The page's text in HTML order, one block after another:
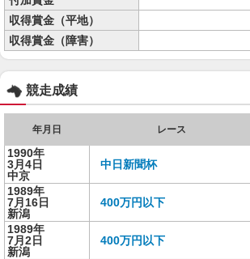
収得賞金（平地）
収得賞金（障害）
競走成績
年月日 レース
1990年
3月4日
中京
中日新聞杯
1989年
7月16日
新潟
400万円以下
1989年
7月2日
新潟
400万円以下